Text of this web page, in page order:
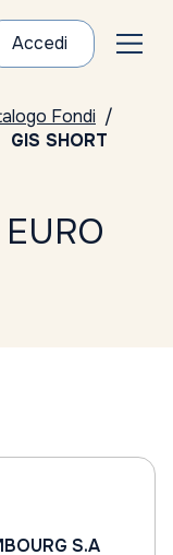
Accedi
Fondi
GIS SHORT
S.A